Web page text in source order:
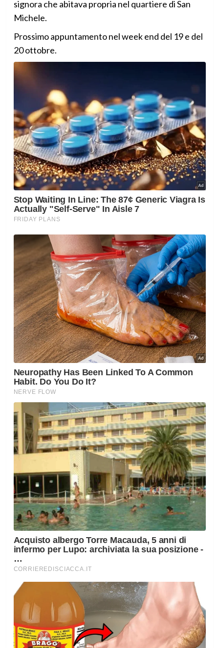
signora che abitava propria nel quartiere di San
Michele.
Prossimo appuntamento nel week end del 19 e del
20 ottobre.